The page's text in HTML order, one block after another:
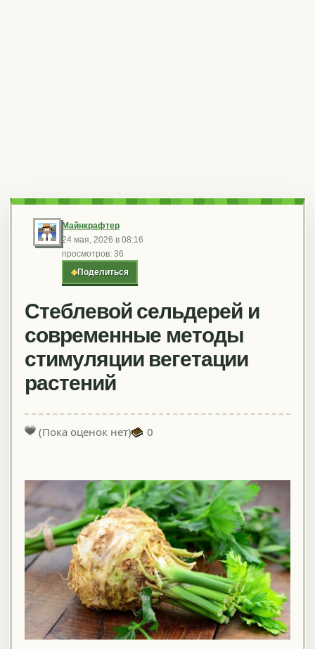
Майнкрафтер
24 мая, 2026 в 08:16
просмотров: 36
◆Поделиться
Стеблевой сельдерей и
современные методы
стимуляции вегетации
растений
(Пока оценок нет) 0